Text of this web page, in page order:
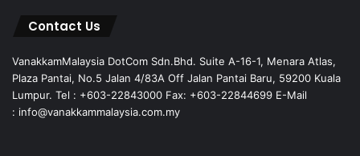
Contact Us
VanakkamMalaysia DotCom Sdn.Bhd. Suite A-16-1, Menara Atlas,
Plaza Pantai, No.5 Jalan 4/83A Off Jalan Pantai Baru, 59200 Kuala
Lumpur. Tel : +603-22843000 Fax: +603-22844699 E-Mail
: info@vanakkammalaysia.com.my